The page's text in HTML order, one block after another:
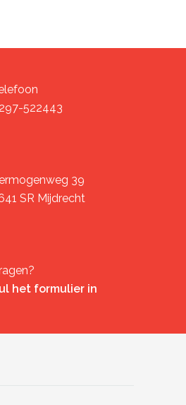
522443
39
SR Mijdrecht
het formulier in